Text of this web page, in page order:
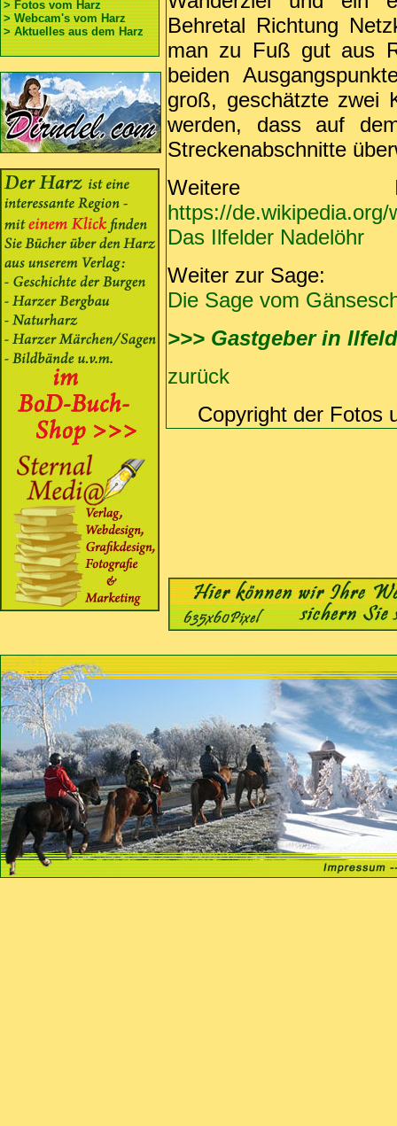
> Fotos vom Harz
> Webcam's vom Harz
> Aktuelles aus dem Harz
Behretal Richtung
man zu Fuß gut aus
beiden
groß, geschätzte zwei
werden, dass auf
Streckenabschnitte
Weitere
https://
Das Ilfelder Nadelöhr
Weiter zur Sage:
Die Sage vom
>>> Gastgeber in Ilfeld
zurück
Copyright der Fotos